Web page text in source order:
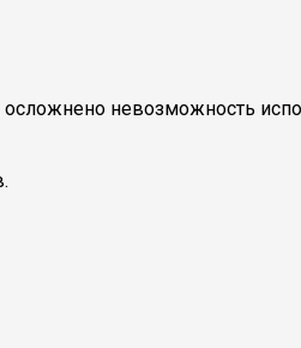
невозможность